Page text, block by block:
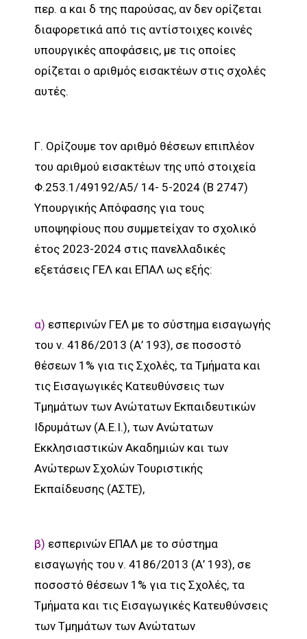
περ. α και δ της παρούσας, αν δεν ορίζεται
διαφορετικά από τις αντίστοιχες κοινές
υπουργικές αποφάσεις, με τις οποίες
ορίζεται ο αριθμός εισακτέων στις σχολές
αυτές.
Γ. Ορίζουμε τον αριθμό θέσεων επιπλέον
του αριθμού εισακτέων της υπό στοιχεία
Φ.253.1/49192/Α5/ 14- 5-2024 (Β 2747)
Υπουργικής Απόφασης για τους
υποψηφίους που συμμετείχαν το σχολικό
έτος 2023-2024 στις πανελλαδικές
εξετάσεις ΓΕΛ και ΕΠΑΛ ως εξής:
α) εσπερινών ΓΕΛ με το σύστημα εισαγωγής
του ν. 4186/2013 (Α’ 193), σε ποσοστό
θέσεων 1% για τις Σχολές, τα Τμήματα και
τις Εισαγωγικές Κατευθύνσεις των
Τμημάτων των Ανώτατων Εκπαιδευτικών
Ιδρυμάτων (Α.Ε.Ι.), των Ανώτατων
Εκκλησιαστικών Ακαδημιών και των
Ανώτερων Σχολών Τουριστικής
Εκπαίδευσης (ΑΣΤΕ),
β) εσπερινών ΕΠΑΛ με το σύστημα
εισαγωγής του ν. 4186/2013 (Α’ 193), σε
ποσοστό θέσεων 1% για τις Σχολές, τα
Τμήματα και τις Εισαγωγικές Κατευθύνσεις
των Τμημάτων των Ανώτατων